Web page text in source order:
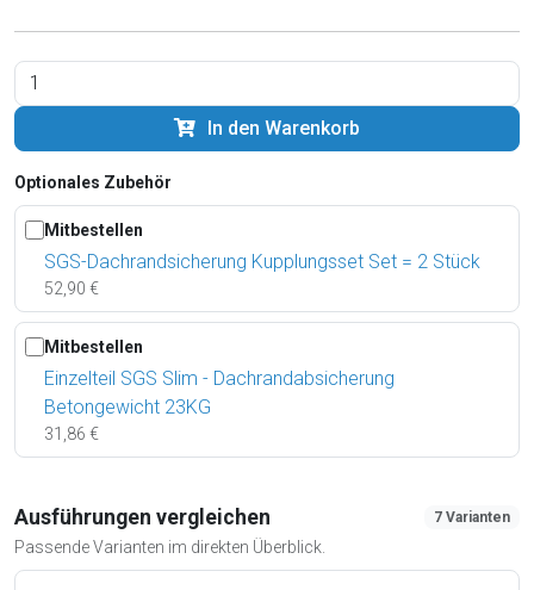
In den Warenkorb
Optionales Zubehör
Mitbestellen
SGS-Dachrandsicherung Kupplungsset Set = 2 Stück
52,90 €
Mitbestellen
Einzelteil SGS Slim - Dachrandabsicherung
Betongewicht 23KG
31,86 €
Ausführungen vergleichen
Passende Varianten im direkten Überblick.
7 Varianten